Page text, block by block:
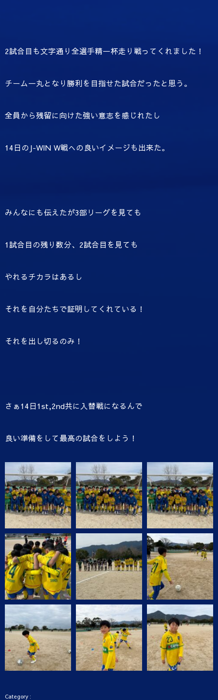
2試合目も文字通り全選手精一杯走り戦ってくれました！
チーム一丸となり勝利を目指せた試合だったと思う。
全員から残留に向けた強い意志を感じれたし
14日のJ-WIN W戦への良いイメージも出来た。
みんなにも伝えたが3部リーグを見ても
1試合目の残り数分、2試合目を見ても
やれるチカラはあるし
それを自分たちで証明してくれている！
それを出し切るのみ！
さぁ14日1st,2nd共に入替戦になるんで
良い準備をして最高の試合をしよう！